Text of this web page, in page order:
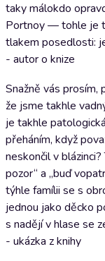
taky málokdo
Portnoy — tohle je
tlakem posedlosti:
- autor o knize
Snažně vás prosím,
že jsme takhle
je takhle
přeháním, když
neskončil v
pozor“ a „buď
týhle famílii se s
jednou jako děcko
s nadějí v hlase se
- ukázka z knihy